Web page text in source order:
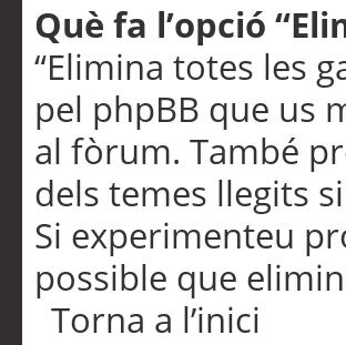
Què fa l’opció
“Elimina totes les
pel phpBB que us
al fòrum. També
dels temes llegits
Si experimenteu
possible que
Torna a l’inici